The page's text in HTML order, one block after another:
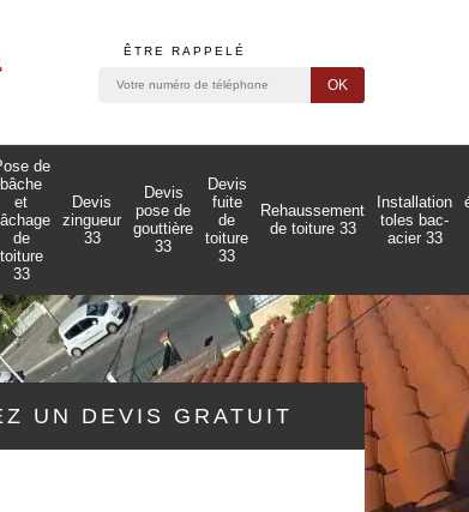
ÊTRE RAPPELÉ
de
bâche
et
de
toiture
33
Devis
zingueur
33
Devis
pose de
gouttière
33
Devis
fuite
de
toiture
33
Rehaussement
de toiture 33
Installation
toles bac-
acier 33
UN DEVIS GRATUIT